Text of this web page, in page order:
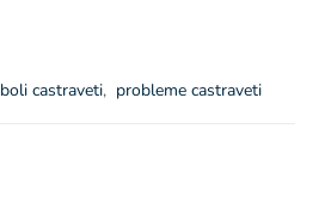
boli castraveti, probleme castraveti